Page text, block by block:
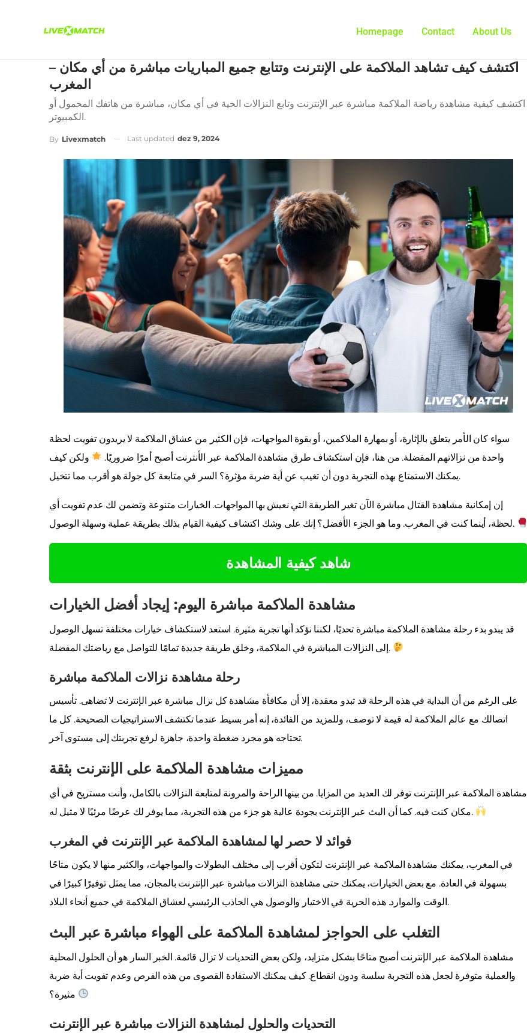
Homepage Contact About Us
اكتشف كيف تشاهد الملاكمة على الإنترنت وتتابع جميع المباريات مباشرة من أي مكان –
المغرب
اكتشف كيفية مشاهدة رياضة الملاكمة مباشرة عبر الإنترنت وتابع النزالات الحية في أي مكان، مباشرة من هاتفك المحمول أو
الكمبيوتر.
By Livexmatch Last updated dez 9, 2024
سواء كان الأمر يتعلق بالإثارة، أو بمهارة الملاكمين، أو بقوة المواجهات، فإن الكثير من عشاق الملاكمة لا يريدون تفويت لحظة
واحدة من نزالاتهم المفضلة. من هنا، فإن استكشاف طرق مشاهدة الملاكمة عبر الأنترنت أصبح أمرًا ضروريًا.
ولكن كيف
يمكنك الاستمتاع بهذه التجربة دون أن تغيب عن أية ضربة مؤثرة؟ السر في متابعة كل جولة هو أقرب مما تتخيل.
إن إمكانية مشاهدة القتال مباشرة الآن تغير الطريقة التي نعيش بها المواجهات. الخيارات متنوعة وتضمن لك عدم تفويت أي
لحظة، أينما كنت في المغرب. وما هو الجزء الأفضل؟ إنك على وشك اكتشاف كيفية القيام بذلك بطريقة عملية وسهلة الوصول.
شاهد كيفية المشاهدة
مشاهدة الملاكمة مباشرة اليوم: إيجاد أفضل الخيارات
قد يبدو بدء رحلة مشاهدة الملاكمة مباشرة تحديًا، لكننا نؤكد أنها تجربة مثيرة. استعد لاستكشاف خيارات مختلفة تسهل الوصول
إلى النزالات المباشرة في الملاكمة، وخلق طريقة جديدة تمامًا للتواصل مع رياضتك المفضلة.
رحلة مشاهدة نزالات الملاكمة مباشرة
على الرغم من أن البداية في هذه الرحلة قد تبدو معقدة، إلا أن مكافأة مشاهدة كل نزال مباشرة عبر الإنترنت لا تضاهى. تأسيس
اتصالك مع عالم الملاكمة له قيمة لا توصف، وللمزيد من الفائدة، إنه أمر بسيط عندما تكتشف الاستراتيجيات الصحيحة. كل ما
تحتاجه هو مجرد ضغطة واحدة، جاهزة لرفع تجربتك إلى مستوى آخر.
مميزات مشاهدة الملاكمة على الإنترنت بثقة
مشاهدة الملاكمة عبر الإنترنت توفر لك العديد من المزايا. من بينها الراحة والمرونة لمتابعة النزالات بالكامل، وأنت مستريح في أي
مكان كنت فيه. كما أن البث عبر الإنترنت بجودة عالية هو جزء من هذه التجربة، مما يوفر لك عرضًا مرئيًا لا مثيل له.
فوائد لا حصر لها لمشاهدة الملاكمة عبر الإنترنت في المغرب
في المغرب، يمكنك مشاهدة الملاكمة عبر الإنترنت لتكون أقرب إلى مختلف البطولات والمواجهات، والكثير منها لا يكون متاحًا
بسهولة في العادة. مع بعض الخيارات، يمكنك حتى مشاهدة النزالات مباشرة عبر الإنترنت بالمجان، مما يمثل توفيرًا كبيرًا في
الوقت والموارد. هذه الحرية في الاختيار والوصول هي الجاذب الرئيسي لعشاق الملاكمة في جميع أنحاء البلاد.
التغلب على الحواجز لمشاهدة الملاكمة على الهواء مباشرة عبر البث
مشاهدة الملاكمة عبر الإنترنت أصبح متاحًا بشكل متزايد، ولكن بعض التحديات لا تزال قائمة. الخبر السار هو أن الحلول المحلية
والعملية متوفرة لجعل هذه التجربة سلسة ودون انقطاع. كيف يمكنك الاستفادة القصوى من هذه الفرص وعدم تفويت أية ضربة
التحديات والحلول لمشاهدة النزالات مباشرة عبر الإنترنت